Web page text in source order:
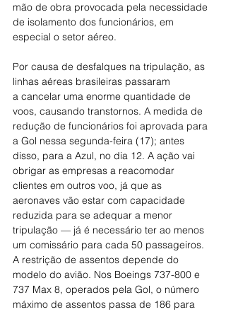
mão de obra provocada pela necessidade
de isolamento dos funcionários, em
especial o setor aéreo.
Por causa de desfalques na tripulação, as
linhas aéreas brasileiras passaram
a cancelar uma enorme quantidade de
voos, causando transtornos. A medida de
redução de funcionários foi aprovada para
a Gol nessa segunda-feira (17); antes
disso, para a Azul, no dia 12. A ação vai
obrigar as empresas a reacomodar
clientes em outros voo, já que as
aeronaves vão estar com capacidade
reduzida para se adequar a menor
tripulação — já é necessário ter ao menos
um comissário para cada 50 passageiros.
A restrição de assentos depende do
modelo do avião. Nos Boeings 737-800 e
737 Max 8, operados pela Gol, o número
máximo de assentos passa de 186 para